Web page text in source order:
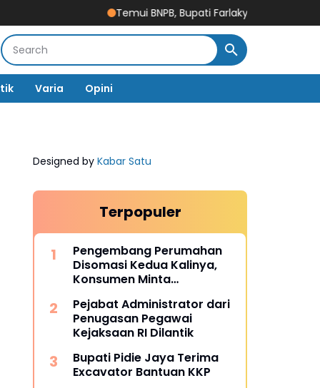
Temui BNPB, Bupati Farlaky Minta Percepatan
Varia Opini
Designed by Kabar Satu
Terpopuler
Pengembang Perumahan
Disomasi Kedua Kalinya,
Konsumen Minta
Juta
Pejabat Administrator dari
Penugasan Pegawai
Kejaksaan RI Dilantik
Bupati Pidie Jaya Terima
Excavator Bantuan KKP